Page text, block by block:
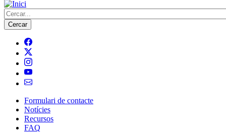
Cerca
Navegació
principal
Formulari de contacte
Notícies
Recursos
FAQ